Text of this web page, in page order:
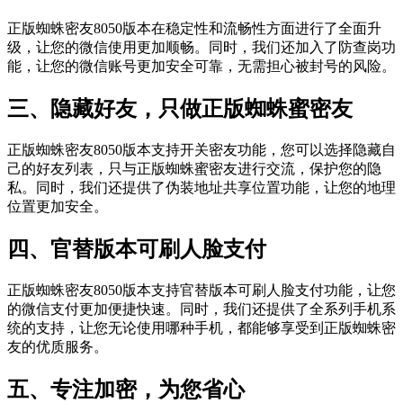
正版蜘蛛密友8050版本在稳定性和流畅性方面进行了全面升
级，让您的微信使用更加顺畅。同时，我们还加入了防查岗功
能，让您的微信账号更加安全可靠，无需担心被封号的风险。
三、隐藏好友，只做正版蜘蛛蜜密友
正版蜘蛛密友8050版本支持开关密友功能，您可以选择隐藏自
己的好友列表，只与正版蜘蛛蜜密友进行交流，保护您的隐
私。同时，我们还提供了伪装地址共享位置功能，让您的地理
位置更加安全。
四、官替版本可刷人脸支付
正版蜘蛛密友8050版本支持官替版本可刷人脸支付功能，让您
的微信支付更加便捷快速。同时，我们还提供了全系列手机系
统的支持，让您无论使用哪种手机，都能够享受到正版蜘蛛密
友的优质服务。
五、专注加密，为您省心